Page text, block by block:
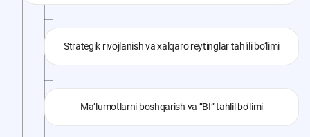
Strategik rivojlanish va xalqaro reytinglar tahlili bo‘limi
Ma’lumotlarni boshqarish va “BI” tahlil bo‘limi